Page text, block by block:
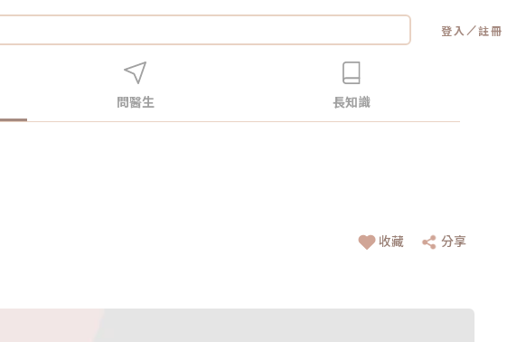
登入 ／註冊
問醫生 長知識
收藏 分享